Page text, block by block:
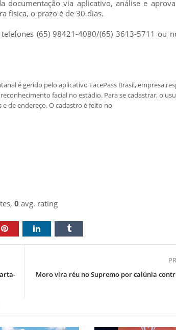
via aplicativo, análise e
física, o prazo é de 30 dias.
(65) 98421-4080/(65) 3613-5711 ou
é gerido pelo aplicativo FacePass Brasil, empresa
facial no estádio. Para se cadastrar, o
de endereço. O cadastro é feito no
0 avg. rating
Moro vira réu no Supremo por calúnia